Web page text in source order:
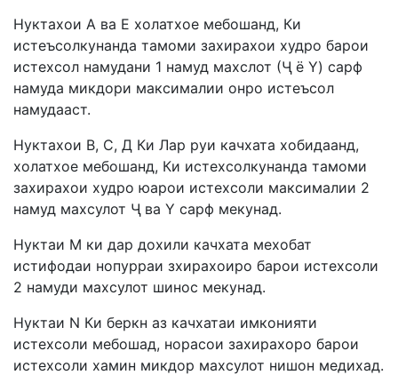
Нуктахои А ва Е холатхое мебошанд, Ки
истеъсолкунанда тамоми захирахои худро барои
истехсол намудани 1 намуд махслот (Ҷ ё Y) сарф
намуда микдори максималии онро истеъсол
намудааст.
Нуктахои В, С, Д Ки Лар руи качхата хобидаанд,
холатхое мебошанд, Ки истехсолкунанда тамоми
захирахои худро юарои истехсоли максималии 2
намуд махсулот Ҷ ва Y сарф мекунад.
Нуктаи М ки дар дохили качхата мехобат
истифодаи нопурраи зхирахоиро барои истехсоли
2 намуди махсулот шинос мекунад.
Нуктаи N Ки беркн аз качхатаи имконияти
истехсоли мебошад, норасои захирахоро барои
истехсоли хамин микдор махсулот нишон медихад.